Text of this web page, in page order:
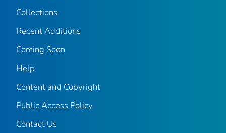
Collections
Recent Additions
Coming Soon
Help
Content and Copyright
Public Access Policy
Contact Us